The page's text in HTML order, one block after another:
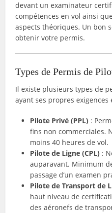
devant un examinateur
compétences en vol ainsi
aspects théoriques. Un bon
obtenir votre permis.
Types de Permis de
Il existe plusieurs types de
ayant ses propres
Pilote Privé (PPL) :
fins non commerciales.
moins 40 heures de vol.
Pilote de Ligne (CPL) :
auparavant. Minimum
passage d’un examen
Pilote de Transport de
haut niveau de
des aéronefs de